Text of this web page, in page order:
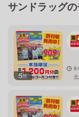
サンドラッグ
5枚